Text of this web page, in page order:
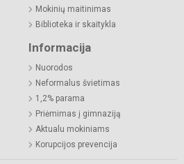
Mokinių maitinimas
Biblioteka ir skaitykla
Informacija
Nuorodos
Neformalus švietimas
1,2% parama
Priėmimas į gimnaziją
Aktualu mokiniams
Korupcijos prevencija